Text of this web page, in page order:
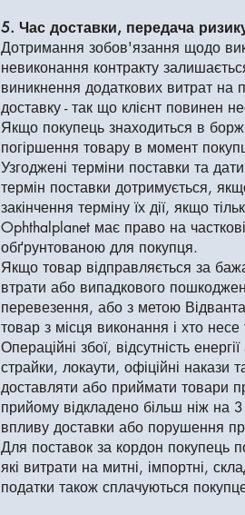
5. Час доставки, передача
Дотримання зобов'язання щодо
невиконання контракту
виникнення додаткових витрат
доставку - так що клієнт повинен
Якщо покупець знаходиться в
погіршення товару в момент
Узгоджені терміни поставки та
термін поставки дотримується,
закінчення терміну їх дії, якщо
Ophthalplanet має право на
обґрунтованою для покупця.
Якщо товар відправляється за
втрати або випадкового
перевезення, або з метою
товар з місця виконання і хто несе
Операційні збої, відсутність
страйки, локаути, офіційні
доставляти або приймати товари
прийому відкладено більш ніж на
впливу доставки або порушення
Для поставок за кордон покупець
які витрати на митні, імпортні,
податки також сплачуються